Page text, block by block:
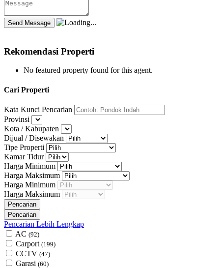
Rekomendasi Properti
No featured property found for this agent.
Cari Properti
Kata Kunci Pencarian
Provinsi
Kota / Kabupaten
Dijual / Disewakan
Tipe Properti
Kamar Tidur
Harga Minimum
Harga Maksimum
Harga Minimum
Harga Maksimum
Pencarian Lebih Lengkap
AC (92)
Carport (199)
CCTV (47)
Garasi (60)